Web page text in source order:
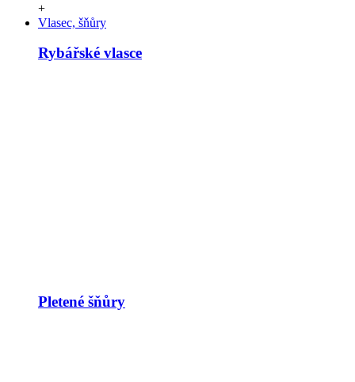
+
Vlasec, šňůry
Rybářské vlasce
Pletené šňůry